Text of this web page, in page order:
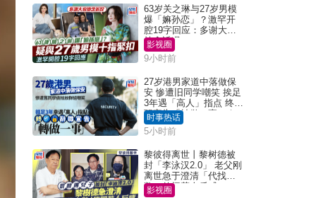
63岁关之琳与27岁男模
爆「嫲孙恋」？激罕开
腔19字回应：多谢大家
挂念近况
影视圈
9小时前
27岁港男家道中落做保
安 惨遭旧同学嘲笑 挨足
3年遇「高人」指点 终辞
职宣告「转做一事」｜
Juicy叮
时事热话
5小时前
黎彼得离世丨黎树德被
封「李泳汉2.0」 老父刚
离世急于澄清「代找卡
数」传闻惹人反感
影视圈